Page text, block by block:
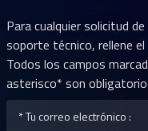
Para cualquier solicitud
soporte técnico, rellene
Todos los campos
asterisco* son